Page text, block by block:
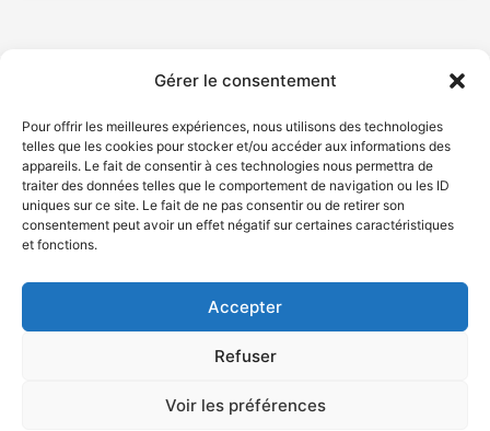
Gérer le consentement
Pour offrir les meilleures expériences, nous utilisons des technologies
telles que les cookies pour stocker et/ou accéder aux informations des
appareils. Le fait de consentir à ces technologies nous permettra de
traiter des données telles que le comportement de navigation ou les ID
uniques sur ce site. Le fait de ne pas consentir ou de retirer son
consentement peut avoir un effet négatif sur certaines caractéristiques
et fonctions.
Accepter
Refuser
Voir les préférences
© Gouvernement du Québec, 2026
Plan du site
Accessibilité
Accès à l'information
Déclaration de services